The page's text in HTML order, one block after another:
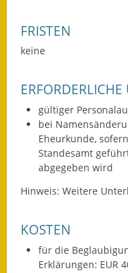
FRISTEN
keine
gültiger
bei
Eheurkunde,
Standesamt
abgegeben wird
Hinweis: Weitere
KOSTEN
für die
Erklärungen: EUR